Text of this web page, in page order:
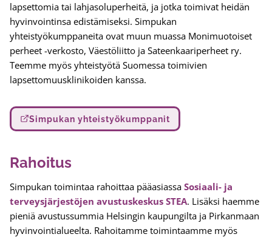
lapsettomia tai lahjasoluperheitä, ja jotka toimivat heidän
hyvinvointinsa edistämiseksi. Simpukan
yhteistyökumppaneita ovat muun muassa Monimuotoiset
perheet -verkosto, Väestöliitto ja Sateenkaariperheet ry.
Teemme myös yhteistyötä Suomessa toimivien
lapsettomuusklinikoiden kanssa.
Simpukan yhteistyökumppanit
Rahoitus
Simpukan toimintaa rahoittaa pääasiassa Sosiaali- ja
terveysjärjestöjen avustuskeskus STEA. Lisäksi haemme
pieniä avustussummia Helsingin kaupungilta ja Pirkanmaan
hyvinvointialueelta. Rahoitamme toimintaamme myös